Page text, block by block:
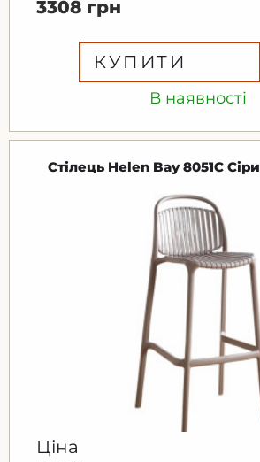
В наявності
3308 грн
КУПИТИ
Стілець Helen Bay 8051С
Ціна